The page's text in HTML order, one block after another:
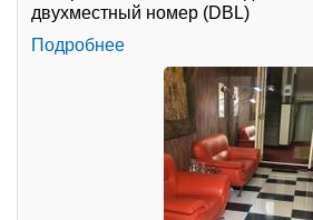
двухместный номер (DBL)
Подробнее